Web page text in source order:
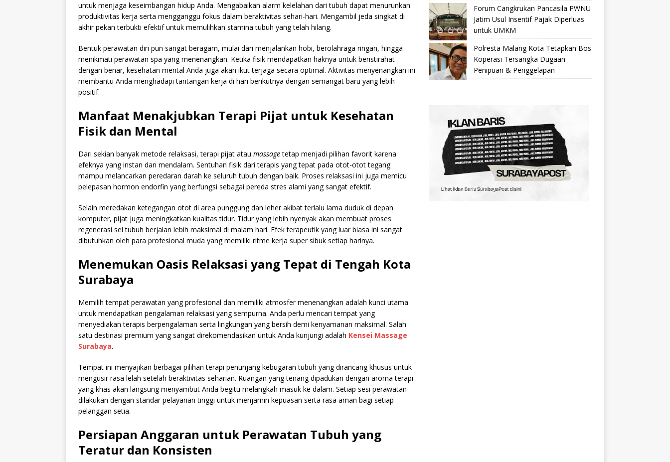
untuk menjaga keseimbangan hidup Anda. Mengabaikan alarm kelelahan dari tubuh dapat menurunkan
produktivitas kerja serta mengganggu fokus dalam beraktivitas sehari-hari. Mengambil jeda singkat di
akhir pekan terbukti efektif untuk memulihkan stamina tubuh yang telah hilang.
Bentuk perawatan diri pun sangat beragam, mulai dari menjalankan hobi, berolahraga ringan, hingga
menikmati perawatan spa yang menenangkan. Ketika fisik mendapatkan haknya untuk beristirahat
dengan benar, kesehatan mental Anda juga akan ikut terjaga secara optimal. Aktivitas menyenangkan ini
membantu Anda menghadapi tantangan kerja di hari berikutnya dengan semangat baru yang lebih
positif.
Manfaat Menakjubkan Terapi Pijat untuk Kesehatan
Fisik dan Mental
Dari sekian banyak metode relaksasi, terapi pijat atau massagetetap menjadi pilihan favorit karena
efeknya yang instan dan mendalam. Sentuhan fisik dari terapis yang tepat pada otot-otot tegang
mampu melancarkan peredaran darah ke seluruh tubuh dengan baik. Proses relaksasi ini juga memicu
pelepasan hormon endorfin yang berfungsi sebagai pereda stres alami yang sangat efektif.
Selain meredakan ketegangan otot di area punggung dan leher akibat terlalu lama duduk di depan
komputer, pijat juga meningkatkan kualitas tidur. Tidur yang lebih nyenyak akan membuat proses
regenerasi sel tubuh berjalan lebih maksimal di malam hari. Efek terapeutik yang luar biasa ini sangat
dibutuhkan oleh para profesional muda yang memiliki ritme kerja super sibuk setiap harinya.
Menemukan Oasis Relaksasi yang Tepat di Tengah Kota
Surabaya
Memilih tempat perawatan yang profesional dan memiliki atmosfer menenangkan adalah kunci utama
untuk mendapatkan pengalaman relaksasi yang sempurna. Anda perlu mencari tempat yang
menyediakan terapis berpengalaman serta lingkungan yang bersih demi kenyamanan maksimal. Salah
satu destinasi premium yang sangat direkomendasikan untuk Anda kunjungi adalah Kensei Massage
Surabaya.
Tempat ini menyajikan berbagai pilihan terapi penunjang kebugaran tubuh yang dirancang khusus untuk
mengusir rasa lelah setelah beraktivitas seharian. Ruangan yang tenang dipadukan dengan aroma terapi
yang khas akan langsung menyambut Anda begitu melangkah masuk ke dalam. Setiap sesi perawatan
dilakukan dengan standar pelayanan tinggi untuk menjamin kepuasan serta rasa aman bagi setiap
pelanggan setia.
Persiapan Anggaran untuk Perawatan Tubuh yang
Teratur dan Konsisten
Forum Cangkrukan Pancasila PWNU
Jatim Usul Insentif Pajak Diperluas
untuk UMKM
Polresta Malang Kota Tetapkan Bos
Koperasi Tersangka Dugaan
Penipuan & Penggelapan